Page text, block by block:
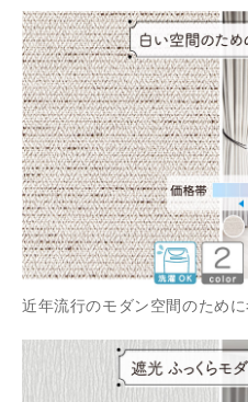
近年流行のモダン空間のため